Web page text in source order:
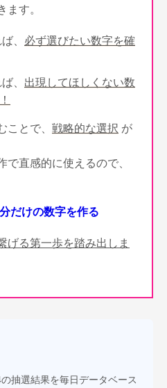
ます。
、 必ず選びたい数字を確
、 出現してほしくない数
ことで、 戦略的な選択 が
で直感的に使えるので、
だけの数字を作る
げる第一歩を踏み出しま
抽選結果を毎日データベース